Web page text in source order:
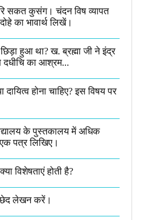
सकत कुसंग। चंदन विष व्यापत
का भावार्थ लिखें।
हुआ था? ख. ब्रह्मा जी ने इंद्र
दधीचि का आश्रम...
दायित्व होना चाहिए? इस विषय पर
के पुस्तकालय में अधिक
पत्र लिखिए।
विशेषताएं होती है?​
लेखन करें।